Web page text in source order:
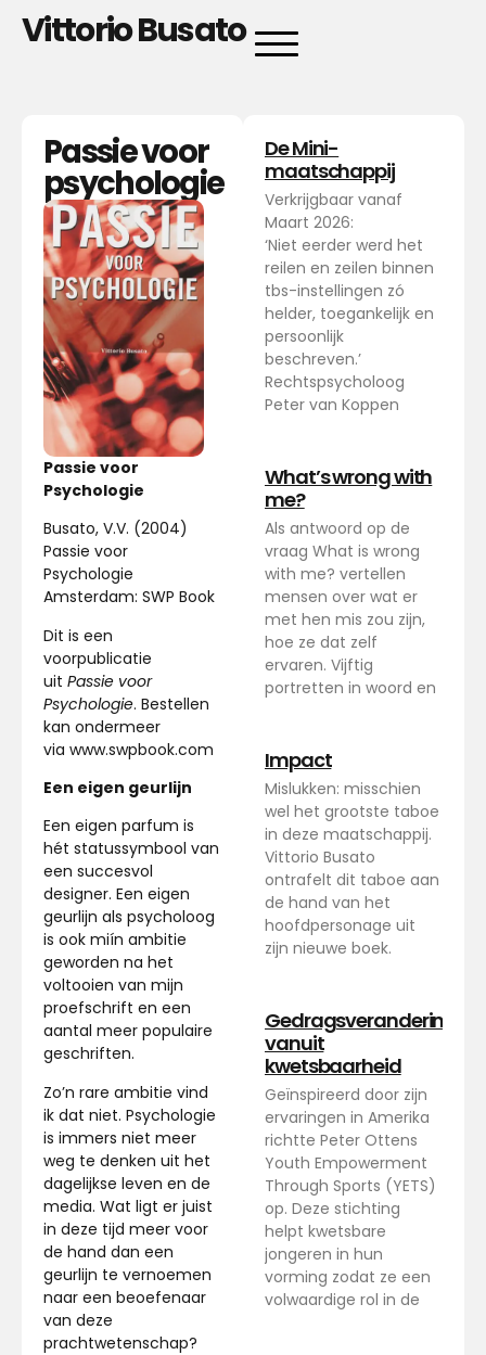
Vittorio Busato
Passie voor
psychologie
Passie voor
Psychologie
Busato, V.V. (2004)
Passie voor
Psychologie
Amsterdam: SWP Book
Dit is een
voorpublicatie
uit Passie voor
Psychologie. Bestellen
kan ondermeer
via www.swpbook.com
Een eigen geurlijn
Een eigen parfum is
hét statussymbool van
een succesvol
designer. Een eigen
geurlijn als psycholoog
is ook miín ambitie
geworden na het
voltooien van mijn
proefschrift en een
aantal meer populaire
geschriften.
Zo’n rare ambitie vind
ik dat niet. Psychologie
is immers niet meer
weg te denken uit het
dagelijkse leven en de
media. Wat ligt er juist
in deze tijd meer voor
de hand dan een
geurlijn te vernoemen
naar een beoefenaar
van deze
prachtwetenschap?
De Mini-
maatschappij
Verkrijgbaar vanaf
Maart 2026:
‘Niet eerder werd het
reilen en zeilen binnen
tbs-instellingen zó
helder, toegankelijk en
persoonlijk
beschreven.’
Rechtspsycholoog
Peter van Koppen
What’s wrong with
me?
Als antwoord op de
vraag What is wrong
with me? vertellen
mensen over wat er
met hen mis zou zijn,
hoe ze dat zelf
ervaren. Vijftig
portretten in woord en
Impact
Mislukken: misschien
wel het grootste taboe
in deze maatschappij.
Vittorio Busato
ontrafelt dit taboe aan
de hand van het
hoofdpersonage uit
zijn nieuwe boek.
Gedragsverandering
vanuit
kwetsbaarheid
Geïnspireerd door zijn
ervaringen in Amerika
richtte Peter Ottens
Youth Empowerment
Through Sports (YETS)
op. Deze stichting
helpt kwetsbare
jongeren in hun
vorming zodat ze een
volwaardige rol in de